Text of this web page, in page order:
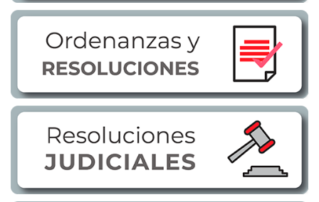
Transparencia
LOTAIP
GAD Macará
2025
2020
2021